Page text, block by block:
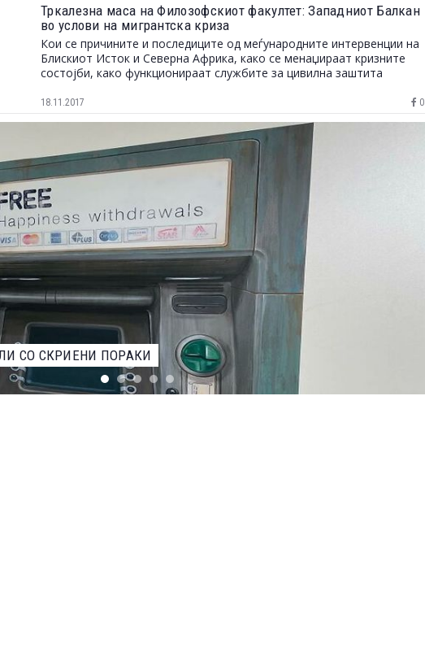
Тркалезна маса на Филозофскиот факултет: Западниот Балкан
во услови на мигрантска криза
Кои се причините и последиците од меѓународните интервенции на
Блискиот Исток и Северна Африка, како се менаџираат кризните
состојби, како функционираат службите за цивилна заштита
18.11.2017 0
ОД НАТПРЕВАРОТ ЗА НАЈДОБАР ФОТОГРАФ НА ДИВИОТ СВЕТ НА